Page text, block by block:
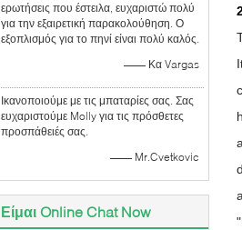
ερωτήσεις που έστειλα, ευχαριστώ πολύ
για την εξαιρετική παρακολούθηση. Ο
εξοπλισμός για το πηνί είναι πολύ καλός.
—— Κα Vargas
Ικανοποιούμε με τις μπαταρίες σας. Σας
ευχαριστούμε Molly για τις πρόσθετες
προσπάθειές σας.
—— Mr.Cvetkovic
Είμαι Online Chat Now